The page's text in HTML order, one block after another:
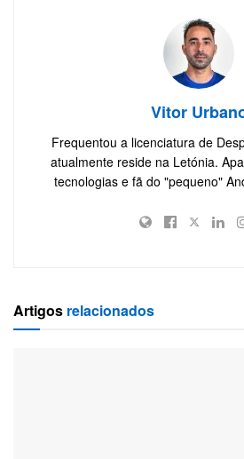
Vitor
Frequentou a licenciatura de
atualmente reside na Letónia.
tecnologias e fã do "pequeno"
Artigos relacionados